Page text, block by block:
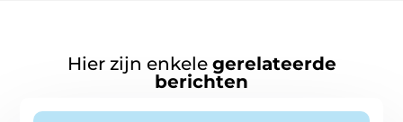
Hier zijn enkele gerelateerde
berichten